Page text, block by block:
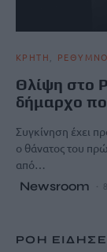
ΚΡΗΤΗ ΡΕΘΥΜΝΟ
Θλίψη στο
δήμαρχο
Συγκίνηση έχει
ο θάνατος του
από…
Newsroom
ΡΟΗ